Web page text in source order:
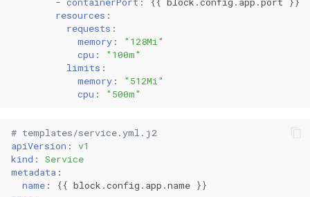
resources :
requests :
memory :
"128Mi"
cpu :
"100m"
limits :
memory :
"512Mi"
cpu : "500m"
# templates/service.yml.j2
apiVersion :
v1
kind :
Service
metadata :
name : {{ block.config.app.name }}